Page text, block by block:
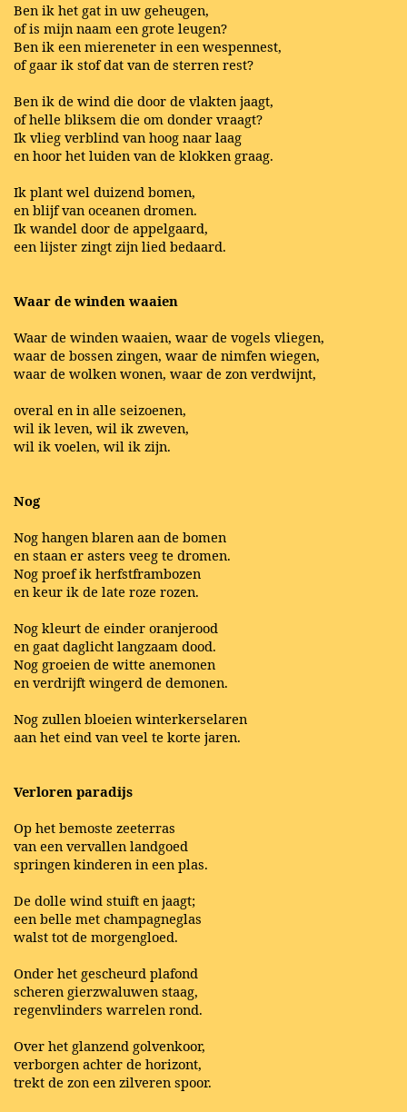
Ben ik het gat in uw geheugen,
of is mijn naam een grote leugen?
Ben ik een miereneter in een wespennest,
of gaar ik stof dat van de sterren rest?
Ben ik de wind die door de vlakten jaagt,
of helle bliksem die om donder vraagt?
Ik vlieg verblind van hoog naar laag
en hoor het luiden van de klokken graag.
Ik plant wel duizend bomen,
en blijf van oceanen dromen.
Ik wandel door de appelgaard,
een lijster zingt zijn lied bedaard.
Waar de winden waaien
Waar de winden waaien, waar de vogels vliegen,
waar de bossen zingen, waar de nimfen wiegen,
waar de wolken wonen, waar de zon verdwijnt,
overal en in alle seizoenen,
wil ik leven, wil ik zweven,
wil ik voelen, wil ik zijn.
Nog
Nog hangen blaren aan de bomen
en staan er asters veeg te dromen.
Nog proef ik herfstframbozen
en keur ik de late roze rozen.
Nog kleurt de einder oranjerood
en gaat daglicht langzaam dood.
Nog groeien de witte anemonen
en verdrijft wingerd de demonen.
Nog zullen bloeien winterkerselaren
aan het eind van veel te korte jaren.
Verloren paradijs
Op het bemoste zeeterras
van een vervallen landgoed
springen kinderen in een plas.
De dolle wind stuift en jaagt;
een belle met champagneglas
walst tot de morgengloed.
Onder het gescheurd plafond
scheren gierzwaluwen staag,
regenvlinders warrelen rond.
Over het glanzend golvenkoor,
verborgen achter de horizont,
trekt de zon een zilveren spoor.